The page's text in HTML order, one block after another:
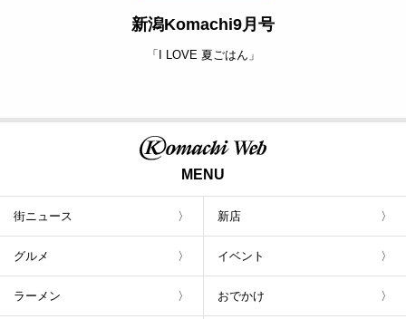
新潟Komachi9月号
「I LOVE 夏ごはん」
MENU
街ニュース 新店
グルメ イベント
ラーメン おでかけ